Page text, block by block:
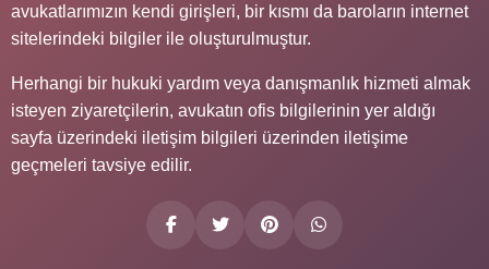
avukatlarımızın kendi girişleri, bir kısmı da baroların internet
sitelerindeki bilgiler ile oluşturulmuştur.
Herhangi bir hukuki yardım veya danışmanlık hizmeti almak
isteyen ziyaretçilerin, avukatın ofis bilgilerinin yer aldığı
sayfa üzerindeki iletişim bilgileri üzerinden iletişime
geçmeleri tavsiye edilir.